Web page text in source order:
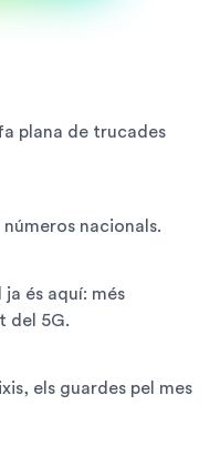
plana de trucades
nacionals.
és aquí: més
del 5G.
els guardes pel mes